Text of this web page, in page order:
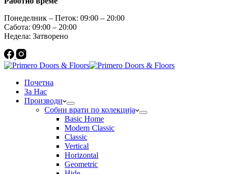
Понеделник – Петок: 09:00 – 20:00
Сабота: 09:00 – 20:00
Недела: Затворено
Почетна
За Нас
Производи
Собни врати по колекција
Basic Home
Modern Classic
Classic
Vertical
Horizontal
Geometric